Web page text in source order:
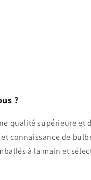
?
qualité supérieure et
connaissance de
à la main et